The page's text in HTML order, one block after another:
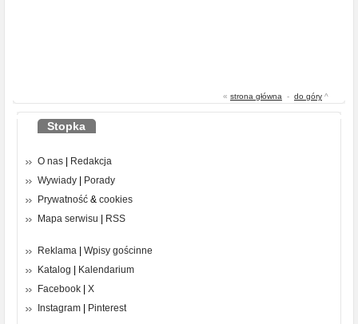
« strona główna - do góry ^
Stopka
O nas
Redakcja
Wywiady
Porady
Prywatność & cookies
Mapa serwisu
RSS
Reklama
Wpisy gościnne
Katalog
Kalendarium
Facebook
X
Instagram
Pinterest